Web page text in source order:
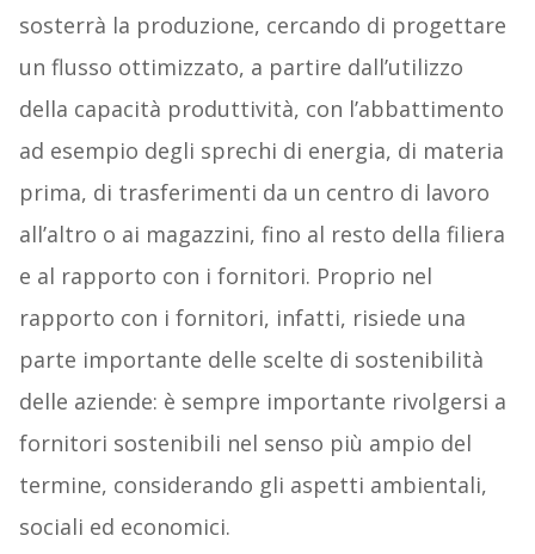
sosterrà la produzione, cercando di progettare
un flusso ottimizzato, a partire dall’utilizzo
della capacità produttività, con l’abbattimento
ad esempio degli sprechi di energia, di materia
prima, di trasferimenti da un centro di lavoro
all’altro o ai magazzini, fino al resto della filiera
e al rapporto con i fornitori. Proprio nel
rapporto con i fornitori, infatti, risiede una
parte importante delle scelte di sostenibilità
delle aziende: è sempre importante rivolgersi a
fornitori sostenibili nel senso più ampio del
termine, considerando gli aspetti ambientali,
sociali ed economici.